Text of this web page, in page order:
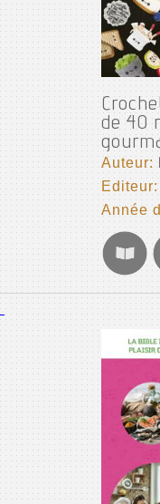
de 40
Auteur:
Editeur:
Année